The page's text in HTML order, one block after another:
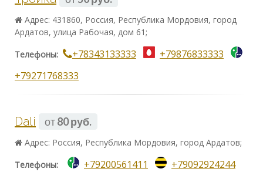
Адрес: 431860, Россия, Республика Мордовия, город
Ардатов, улица Рабочая, дом 61;
Телефоны: +78343133333
+79876833333
+79271768333
Dali от80 руб.
Адрес: Россия, Республика Мордовия, город Ардатов;
Телефоны: +79200561411 +79092924244